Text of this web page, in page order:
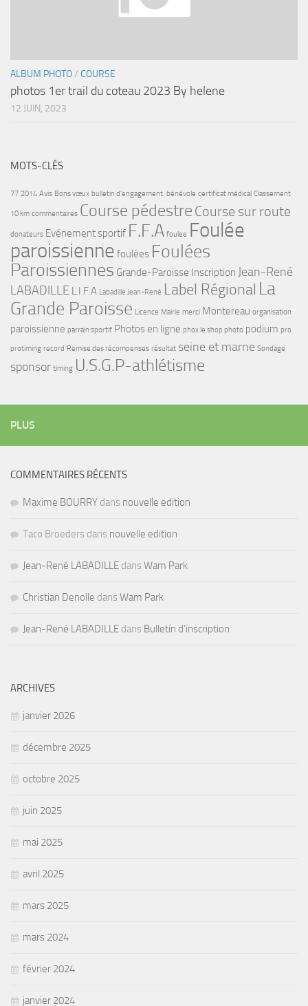
ALBUM PHOTO/ COURSE
photos 1er trail du coteau 2023 By helene
12 JUIN, 2023
MOTS-CLÉS
77 2014 Avis Bons vœux bulletin d'engagement. bénévole certificat médical Classement
10 km commentaires Course pédestre Course sur route
donateurs Evénement sportif F.F.A foulee Foulée
paroissienne foulées Foulées
Paroissiennes Grande-Paroisse Inscription Jean-René
LABADILLE L.I.F.A Labadille Jean-René Label Régional La
Grande Paroisse Licence Mairie merci Montereau organisation
paroissienne parrain sportif Photos en ligne phox le shop photo podium pro
protiming record Remise des récompenses résultat seine et marne Sondage
sponsor timing U.S.G.P-athlétisme
PLUS
COMMENTAIRES RÉCENTS
Maxime BOURRY dans nouvelle edition
Taco Broeders dans nouvelle edition
Jean-René LABADILLE dans Wam Park
Christian Denolle dans Wam Park
Jean-René LABADILLE dans Bulletin d’inscription
ARCHIVES
janvier 2026
décembre 2025
octobre 2025
juin 2025
mai 2025
avril 2025
mars 2025
mars 2024
février 2024
janvier 2024